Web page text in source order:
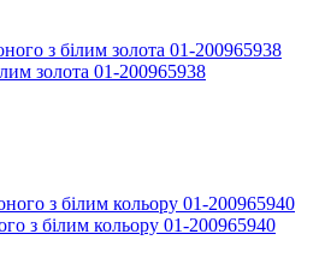
золота 01-200965938
з білим кольору 01-200965940